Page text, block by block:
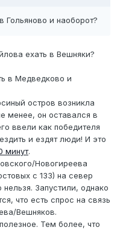
и наоборот?
ехать в Вешняки?
в Медведково и
остров возникла
менее, он оставался в
ввели как победителя
и ездят люди! И это
минут.
Новогиреева
с 133) на север
Запустили, однако
что есть спрос на связь
Вешняков.
Тем более, что